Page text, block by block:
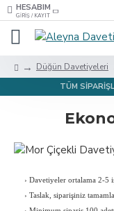
HESABIM
GIRIŞ / KAYIT
Düğün Davetiyeleri
TÜM
› Davetiyeler ortalama 2-5
› Taslak, siparişiniz